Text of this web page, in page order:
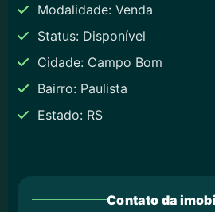
Modalidade: Venda
Status: Disponível
Cidade: Campo Bom
Bairro: Paulista
Estado: RS
Contato da